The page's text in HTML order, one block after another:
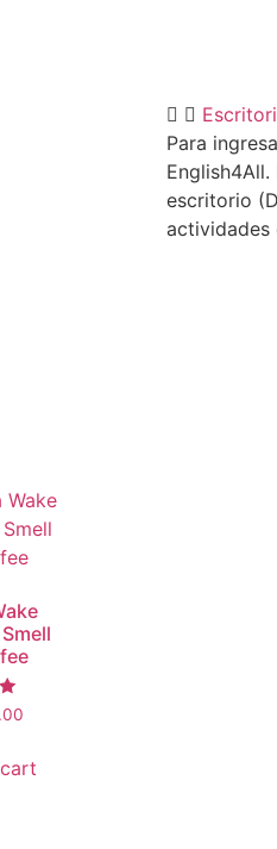
Para
escritorio
actividades